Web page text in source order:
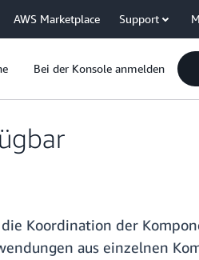
AWS Marketplace Support
Bei der Konsole anmelden
Koordination der
aus einzelnen